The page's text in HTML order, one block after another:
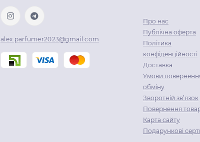
alex.parfumer2023@gmail.com
Про нас
Публічна оферта
Політика
конфіденційності
Доставка
Умови
обміну
Зворотній зв’язок
Повернення
Карта сайту
Подарункові